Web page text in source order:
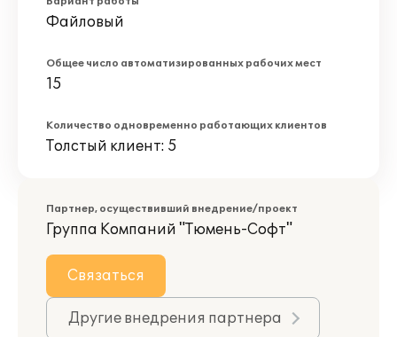
Файловый
Общее число автоматизированных рабочих мест
15
Количество одновременно работающих клиентов
Толстый клиент: 5
Партнер, осуществивший внедрение/проект
Группа Компаний "Тюмень-Софт"
Связаться
Другие внедрения партнера